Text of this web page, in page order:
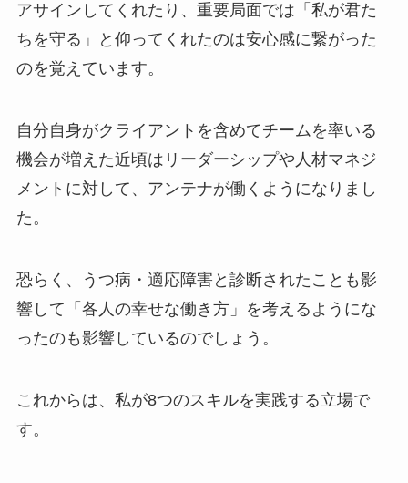
アサインしてくれたり、重要局面では「私が君た
ちを守る」と仰ってくれたのは安心感に繋がった
のを覚えています。
自分自身がクライアントを含めてチームを率いる
機会が増えた近頃はリーダーシップや人材マネジ
メントに対して、アンテナが働くようになりまし
た。
恐らく、うつ病・適応障害と診断されたことも影
響して「各人の幸せな働き方」を考えるようにな
ったのも影響しているのでしょう。
これからは、私が8つのスキルを実践する立場で
す。